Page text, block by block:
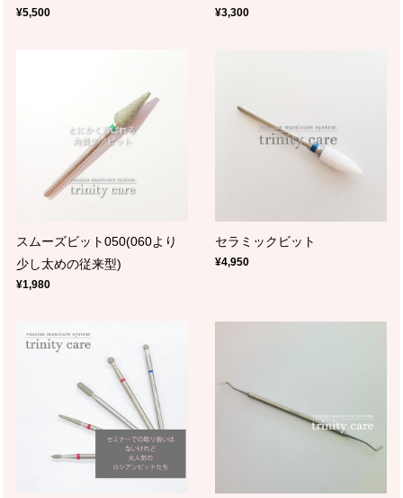
¥5,500 ¥3,300
スムーズビット050(060より
少し太めの従来型)
¥1,980
セラミックビット
¥4,950